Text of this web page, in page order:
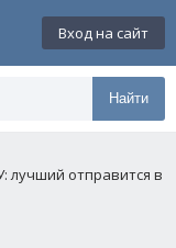
Вход на сайт
Найти
лучший отправится в